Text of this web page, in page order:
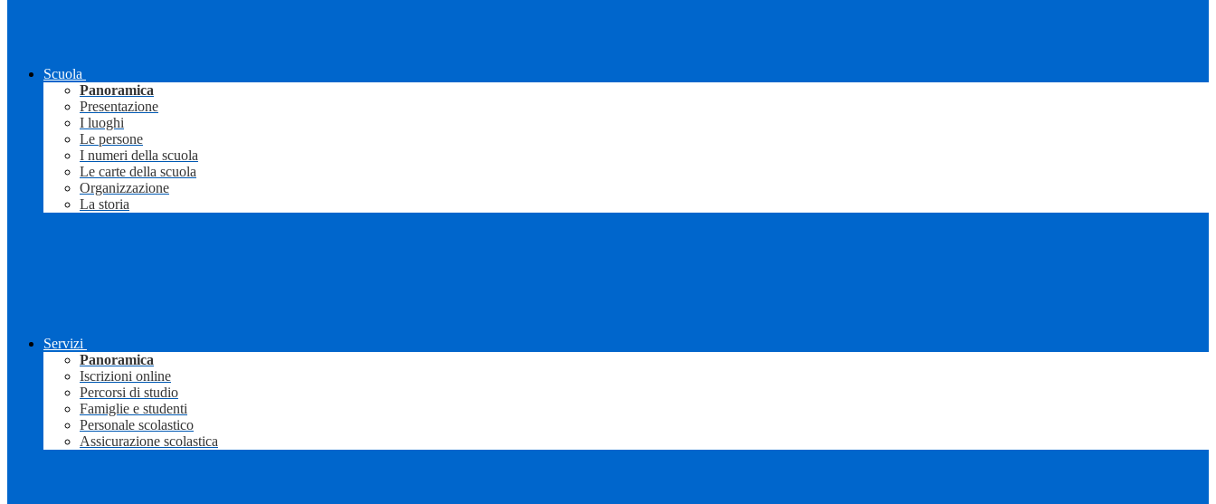
Scuola
Panoramica
Presentazione
I luoghi
Le persone
I numeri della scuola
Le carte della scuola
Organizzazione
La storia
Servizi
Panoramica
Iscrizioni online
Percorsi di studio
Famiglie e studenti
Personale scolastico
Assicurazione scolastica